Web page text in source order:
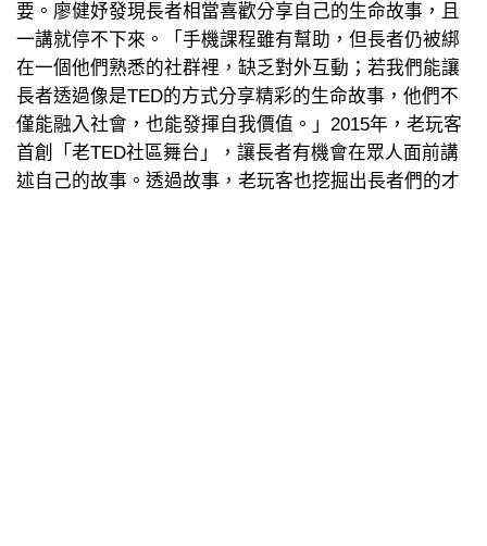
要。廖健妤發現長者相當喜歡分享自己的生命故事，且
一講就停不下來。「手機課程雖有幫助，但長者仍被綁
在一個他們熟悉的社群裡，缺乏對外互動；若我們能讓
長者透過像是TED的方式分享精彩的生命故事，他們不
僅能融入社會，也能發揮自我價值。」2015年，老玩客
首創「老TED社區舞台」，讓長者有機會在眾人面前講
述自己的故事。透過故事，老玩客也挖掘出長者們的才